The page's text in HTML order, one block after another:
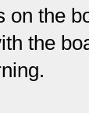
on the
the